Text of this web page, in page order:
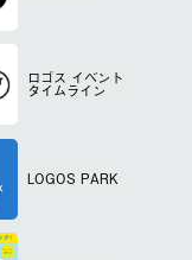
ロゴス イベント
タイムライン
LOGOS PARK